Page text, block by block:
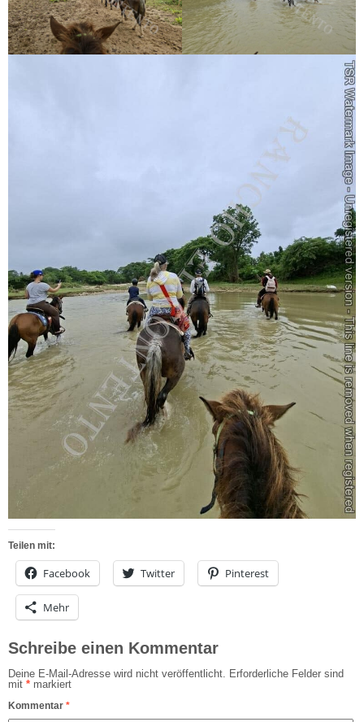
Teilen mit:
Facebook Twitter Pinterest
Mehr
Schreibe einen Kommentar
Deine E-Mail-Adresse wird nicht veröffentlicht. Erforderliche Felder sind
mit * markiert
Kommentar *